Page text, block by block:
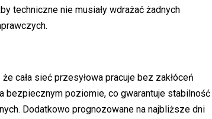
techniczne nie musiały wdrażać żadnych
cała sieć przesyłowa pracuje bez zakłóceń
bezpiecznym poziomie, co gwarantuje stabilność
Dodatkowo prognozowane na najbliższe dni